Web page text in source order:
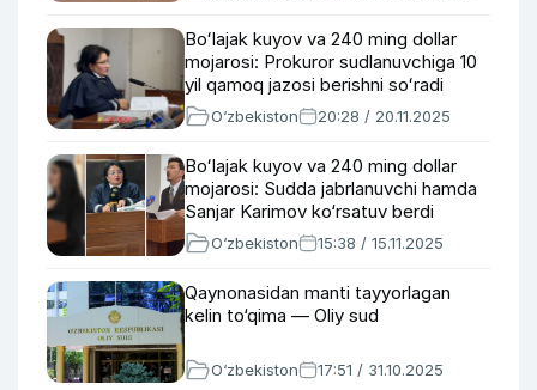
Boʻlajak kuyov va 240 ming dollar
mojarosi: Prokuror sudlanuvchiga 10
yil qamoq jazosi berishni soʻradi
O‘zbekiston 20:28 / 20.11.2025
Boʻlajak kuyov va 240 ming dollar
mojarosi: Sudda jabrlanuvchi hamda
Sanjar Karimov ko‘rsatuv berdi
O‘zbekiston 15:38 / 15.11.2025
Qaynonasidan manti tayyorlagan
kelin to‘qima — Oliy sud
O‘zbekiston 17:51 / 31.10.2025